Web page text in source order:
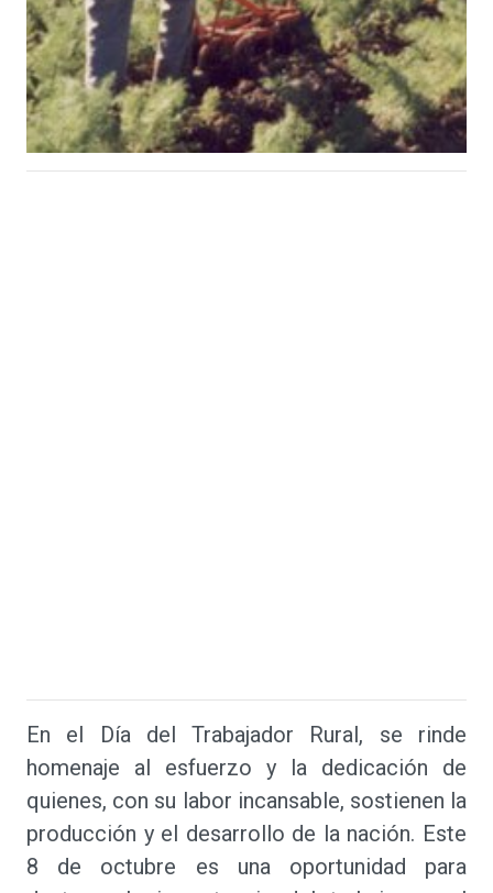
En el Día del Trabajador Rural, se rinde
homenaje al esfuerzo y la dedicación de
quienes, con su labor incansable, sostienen la
producción y el desarrollo de la nación. Este
8 de octubre es una oportunidad para